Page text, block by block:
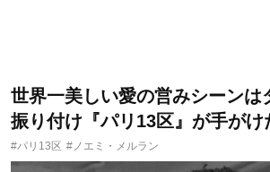
世界一美しい愛の営みシーンは
振り付け『パリ13区』が手がけ
#パリ13区 #ノエミ・メルラン